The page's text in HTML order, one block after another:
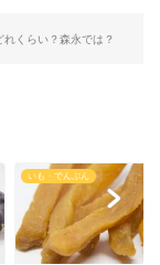
くらい？森永では？
いも・でんぷん